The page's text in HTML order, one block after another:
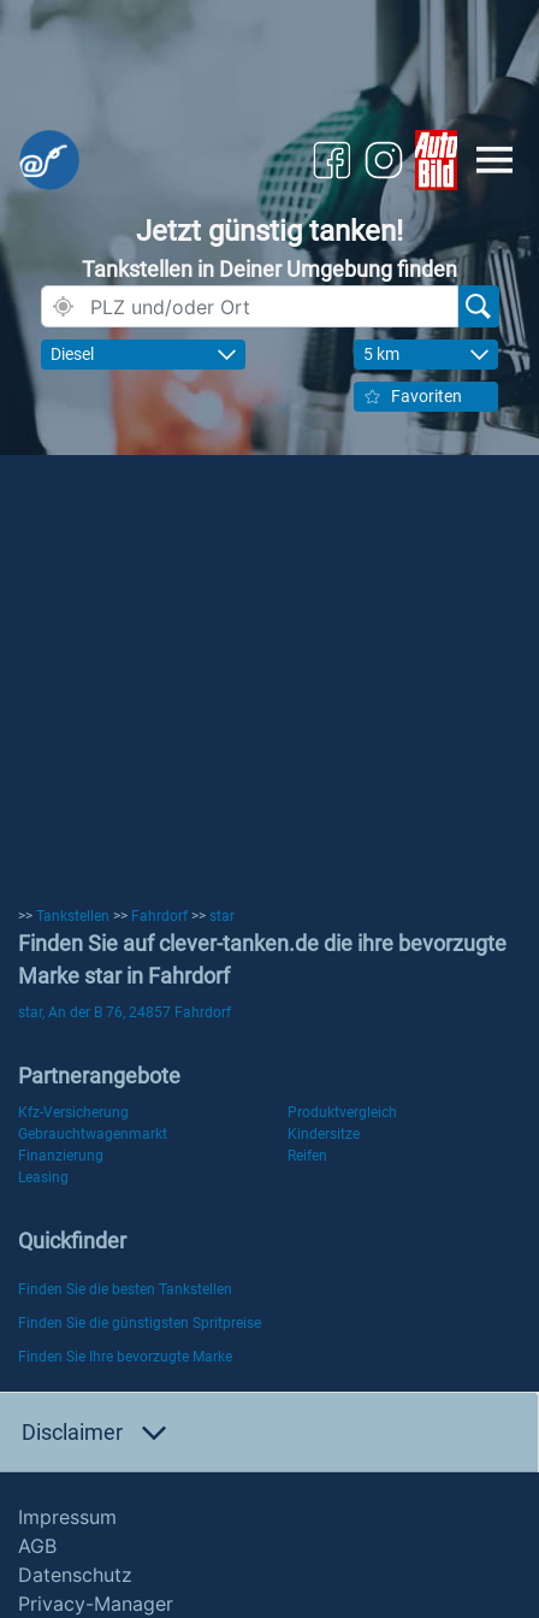
Jetzt günstig tanken!
Tankstellen in Deiner Umgebung finden
Diesel 5 km
Favoriten
>> Tankstellen >> Fahrdorf >> star
Finden Sie auf clever-tanken.de die ihre bevorzugte
Marke star in Fahrdorf
star, An der B 76, 24857 Fahrdorf
Partnerangebote
Kfz-Versicherung
Produktvergleich
Gebrauchtwagenmarkt
Kindersitze
Finanzierung
Reifen
Leasing
Quickfinder
Finden Sie die besten Tankstellen
Finden Sie die günstigsten Spritpreise
Finden Sie Ihre bevorzugte Marke
Disclaimer
Impressum
AGB
Datenschutz
Privacy-Manager